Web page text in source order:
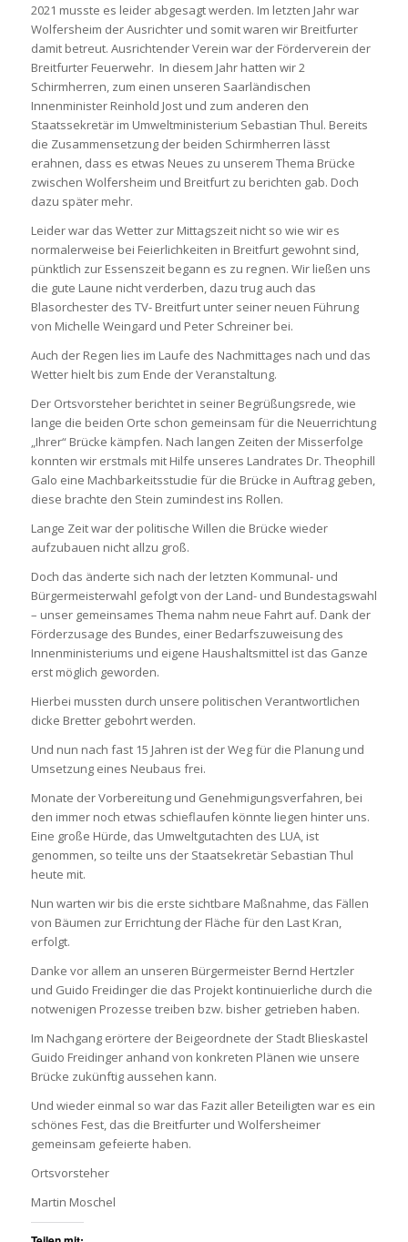
2021 musste es leider abgesagt werden. Im letzten Jahr war
Wolfersheim der Ausrichter und somit waren wir Breitfurter
damit betreut. Ausrichtender Verein war der Förderverein der
Breitfurter Feuerwehr. In diesem Jahr hatten wir 2
Schirmherren, zum einen unseren Saarländischen
Innenminister Reinhold Jost und zum anderen den
Staatssekretär im Umweltministerium Sebastian Thul. Bereits
die Zusammensetzung der beiden Schirmherren lässt
erahnen, dass es etwas Neues zu unserem Thema Brücke
zwischen Wolfersheim und Breitfurt zu berichten gab. Doch
dazu später mehr.
Leider war das Wetter zur Mittagszeit nicht so wie wir es
normalerweise bei Feierlichkeiten in Breitfurt gewohnt sind,
pünktlich zur Essenszeit begann es zu regnen. Wir ließen uns
die gute Laune nicht verderben, dazu trug auch das
Blasorchester des TV- Breitfurt unter seiner neuen Führung
von Michelle Weingard und Peter Schreiner bei.
Auch der Regen lies im Laufe des Nachmittages nach und das
Wetter hielt bis zum Ende der Veranstaltung.
Der Ortsvorsteher berichtet in seiner Begrüßungsrede, wie
lange die beiden Orte schon gemeinsam für die Neuerrichtung
„Ihrer“ Brücke kämpfen. Nach langen Zeiten der Misserfolge
konnten wir erstmals mit Hilfe unseres Landrates Dr. Theophill
Galo eine Machbarkeitsstudie für die Brücke in Auftrag geben,
diese brachte den Stein zumindest ins Rollen.
Lange Zeit war der politische Willen die Brücke wieder
aufzubauen nicht allzu groß.
Doch das änderte sich nach der letzten Kommunal- und
Bürgermeisterwahl gefolgt von der Land- und Bundestagswahl
– unser gemeinsames Thema nahm neue Fahrt auf. Dank der
Förderzusage des Bundes, einer Bedarfszuweisung des
Innenministeriums und eigene Haushaltsmittel ist das Ganze
erst möglich geworden.
Hierbei mussten durch unsere politischen Verantwortlichen
dicke Bretter gebohrt werden.
Und nun nach fast 15 Jahren ist der Weg für die Planung und
Umsetzung eines Neubaus frei.
Monate der Vorbereitung und Genehmigungsverfahren, bei
den immer noch etwas schieflaufen könnte liegen hinter uns.
Eine große Hürde, das Umweltgutachten des LUA, ist
genommen, so teilte uns der Staatsekretär Sebastian Thul
heute mit.
Nun warten wir bis die erste sichtbare Maßnahme, das Fällen
von Bäumen zur Errichtung der Fläche für den Last Kran,
erfolgt.
Danke vor allem an unseren Bürgermeister Bernd Hertzler
und Guido Freidinger die das Projekt kontinuierliche durch die
notwenigen Prozesse treiben bzw. bisher getrieben haben.
Im Nachgang erörtere der Beigeordnete der Stadt Blieskastel
Guido Freidinger anhand von konkreten Plänen wie unsere
Brücke zukünftig aussehen kann.
Und wieder einmal so war das Fazit aller Beteiligten war es ein
schönes Fest, das die Breitfurter und Wolfersheimer
gemeinsam gefeierte haben.
Ortsvorsteher
Martin Moschel